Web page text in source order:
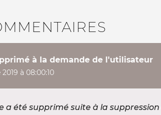
à la demande de l'utilisateur
à 08:00:10
a été supprimé suite à la